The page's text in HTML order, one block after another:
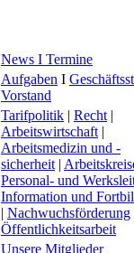
News I Termine
Aufgaben I
Vorstand
Tarifpolitik | Recht |
Arbeitswirtschaft |
Arbeitsmedizin und -
sicherheit |
Personal- und
Information und
| Nachwuchsförderung
Öffentlichkeitsarbeit
Unsere Mitglieder